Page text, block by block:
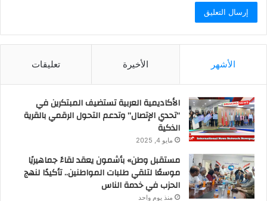
الأشهر الأخيرة تعليقات
الأكاديمية العربية تستضيف المبتكرين في
“تحدي الإتصال” وتدعم التحول الرقمي بالقرية
الذكية
مايو 4, 2025
مستقبل وطن» بأشمون يعقد لقاءً جماهيريًا
موسعًا لتلقي طلبات المواطنين.. تأكيدًا لنهج
الحزب في خدمة الناس
منذ يوم واحد